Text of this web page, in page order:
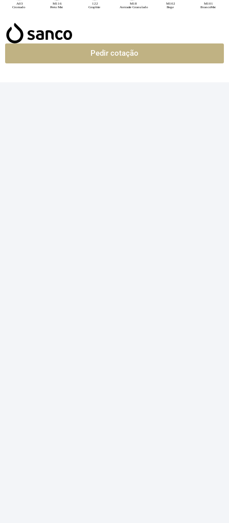
Pedir cotação